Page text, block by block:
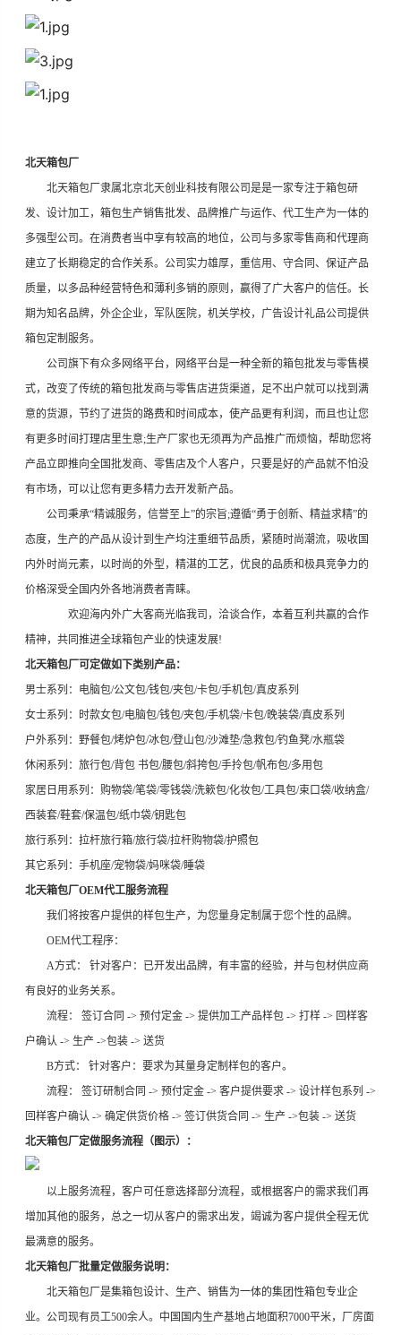
北天箱包厂
北天箱包厂隶属北京北天创业科技有限公司是是一家专注于箱包研
发、设计加工，箱包生产销售批发、品牌推广与运作、代工生产为一体的
多强型公司。在消费者当中享有较高的地位，公司与多家零售商和代理商
建立了长期稳定的合作关系。公司实力雄厚，重信用、守合同、保证产品
质量，以多品种经营特色和薄利多销的原则，赢得了广大客户的信任。长
期为知名品牌，外企企业，军队医院，机关学校，广告设计礼品公司提供
箱包定制服务。
公司旗下有众多网络平台，网络平台是一种全新的箱包批发与零售模
式，改变了传统的箱包批发商与零售店进货渠道，足不出户就可以找到满
意的货源，节约了进货的路费和时间成本，使产品更有利润，而且也让您
有更多时间打理店里生意;生产厂家也无须再为产品推广而烦恼，帮助您将
产品立即推向全国批发商、零售店及个人客户，只要是好的产品就不怕没
有市场，可以让您有更多精力去开发新产品。
公司秉承“精诚服务，信誉至上”的宗旨;遵循“勇于创新、精益求精”的
态度，生产的产品从设计到生产均注重细节品质，紧随时尚潮流，吸收国
内外时尚元素，以时尚的外型，精湛的工艺，优良的品质和极具竞争力的
价格深受全国内外各地消费者青睐。
欢迎海内外广大客商光临我司，洽谈合作，本着互利共赢的合作
精神，共同推进全球箱包产业的快速发展!
北天箱包厂
可定做如下类别产品：
男士系列：电脑包/公文包/钱包/夹包/卡包/手机包/真皮系列
女士系列：时款女包/电脑包/钱包/夹包/手机袋/卡包/晚装袋/真皮系列
户外系列：野餐包/烤炉包/冰包/登山包/沙滩垫/急救包/钓鱼凳/水瓶袋
休闲系列：旅行包/背包 书包/腰包/斜挎包/手拎包/帆布包/多用包
家居日用系列：购物袋/笔袋/零钱袋/洗簌包/化妆包/工具包/束口袋/收纳盒/
西装套/鞋套/保温包/纸巾袋/钥匙包
旅行系列：拉杆旅行箱/旅行袋/拉杆购物袋/护照包
其它系列：手机座/宠物袋/妈咪袋/睡袋
北天箱包厂 OEM代工服务流程
我们将按客户提供的样包生产，为您量身定制属于您个性的品牌。
OEM代工程序：
A方式： 针对客户：已开发出品牌，有丰富的经验，并与包材供应商
有良好的业务关系。
流程： 签订合同 -> 预付定金 -> 提供加工产品样包 -> 打样 -> 回样客
户确认 -> 生产 ->包装 -> 送货
B方式： 针对客户：要求为其量身定制样包的客户。
流程： 签订研制合同 -> 预付定金 -> 客户提供要求 -> 设计样包系列 ->
回样客户确认 -> 确定供货价格 -> 签订供货合同 -> 生产 ->包装 -> 送货
北天箱包厂 定做服务流程（图示）：
以上服务流程，客户可任意选择部分流程，或根据客户的需求我们再
增加其他的服务，总之一切从客户的需求出发，竭诚为客户提供全程无优
最满意的服务。
北天箱包厂 批量定做服务说明：
北天箱包厂是集箱包设计、生产、销售为一体的集团性箱包专业企
业。公司现有员工500余人。中国国内生产基地占地面积7000平米，厂房面